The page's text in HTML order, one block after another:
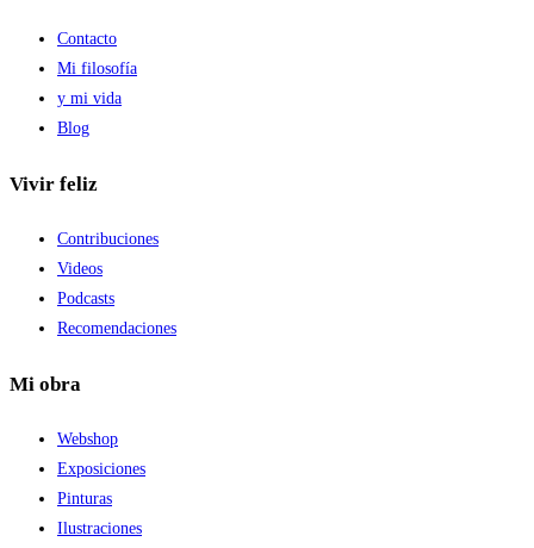
Contacto
Mi filosofía
y mi vida
Blog
Vivir feliz
Contribuciones
Videos
Podcasts
Recomendaciones
Mi obra
Webshop
Exposiciones
Pinturas
Ilustraciones